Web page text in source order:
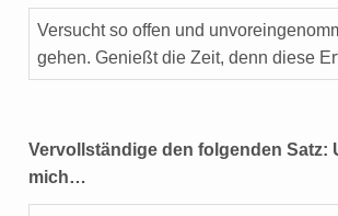
Versucht so offen und
gehen. Genießt die Zeit, denn diese
Vervollständige den folgenden Satz:
mich…